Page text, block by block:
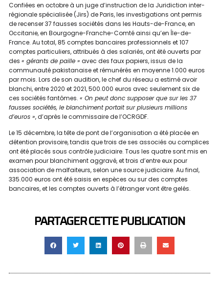
Confiées en octobre à un juge d’instruction de la Juridiction inter-
régionale spécialisée (Jirs) de Paris, les investigations ont permis
de recenser 37 fausses sociétés dans les Hauts-de-France, en
Occitanie, en Bourgogne-Franche-Comté ainsi qu’en Île-de-
France. Au total, 85 comptes bancaires professionnels et 107
comptes particuliers, attribués à des salariés, ont été ouverts par
des « gérants de paille » avec des faux papiers, issus de la
communauté pakistanaise et rémunérés en moyenne 1.000 euros
par mois. Lors de son audition, le chef du réseau a estimé avoir
blanchi, entre 2020 et 2021, 500.000 euros avec seulement six de
ces sociétés fantômes. « On peut donc supposer que sur les 37
fausses sociétés, le blanchiment portait sur plusieurs millions
d’euros », d’après le commissaire de l’OCRGDF.
Le 15 décembre, la tête de pont de l’organisation a été placée en
détention provisoire, tandis que trois de ses associés ou complices
ont été placés sous contrôle judiciaire. Tous les quatre sont mis en
examen pour blanchiment aggravé, et trois d’entre eux pour
association de malfaiteurs, selon une source judiciaire. Au final,
335.000 euros ont été saisis en espèces ou sur des comptes
bancaires, et les comptes ouverts à l’étranger vont être gelés.
PARTAGER CETTE PUBLICATION